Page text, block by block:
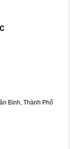
Bình, Thành Phố